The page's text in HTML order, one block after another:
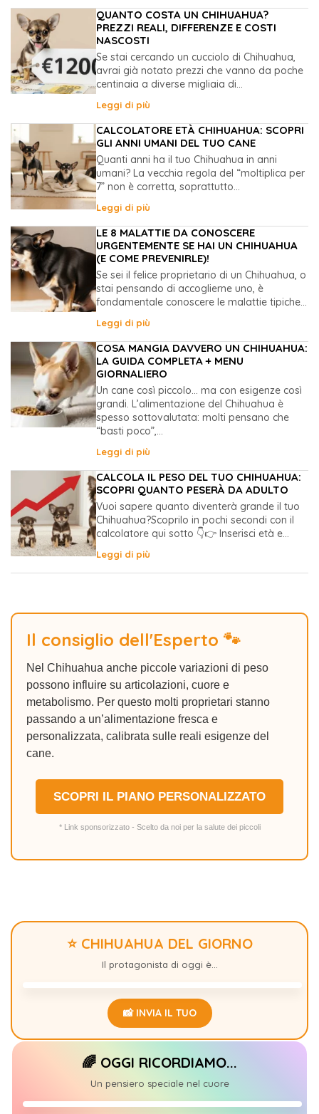
QUANTO COSTA UN CHIHUAHUA?
PREZZI REALI, DIFFERENZE E COSTI
NASCOSTI
Se stai cercando un cucciolo di Chihuahua,
avrai già notato prezzi che vanno da poche
centinaia a diverse migliaia di...
Leggi di più
CALCOLATORE ETÀ CHIHUAHUA: SCOPRI
GLI ANNI UMANI DEL TUO CANE
Quanti anni ha il tuo Chihuahua in anni
umani? La vecchia regola del “moltiplica per
7” non è corretta, soprattutto...
Leggi di più
LE 8 MALATTIE DA CONOSCERE
URGENTEMENTE SE HAI UN CHIHUAHUA
(E COME PREVENIRLE)!
Se sei il felice proprietario di un Chihuahua, o
stai pensando di accoglierne uno, è
fondamentale conoscere le malattie tipiche...
Leggi di più
COSA MANGIA DAVVERO UN CHIHUAHUA:
LA GUIDA COMPLETA + MENU
GIORNALIERO
Un cane così piccolo… ma con esigenze così
grandi. L’alimentazione del Chihuahua è
spesso sottovalutata: molti pensano che
“basti poco”,...
Leggi di più
CALCOLA IL PESO DEL TUO CHIHUAHUA:
SCOPRI QUANTO PESERÀ DA ADULTO
Vuoi sapere quanto diventerà grande il tuo
Chihuahua?Scoprilo in pochi secondi con il
calcolatore qui sotto 👇👉 Inserisci età e...
Leggi di più
Il consiglio dell'Esperto 🐾
Nel Chihuahua anche piccole variazioni di peso
possono influire su articolazioni, cuore e
metabolismo. Per questo molti proprietari stanno
passando a un’alimentazione fresca e
personalizzata, calibrata sulle reali esigenze del
cane.
SCOPRI IL PIANO PERSONALIZZATO
* Link sponsorizzato - Scelto da noi per la salute dei piccoli
⭐ CHIHUAHUA DEL GIORNO
Il protagonista di oggi è...
📸 INVIA IL TUO
🌈 OGGI RICORDIAMO...
Un pensiero speciale nel cuore